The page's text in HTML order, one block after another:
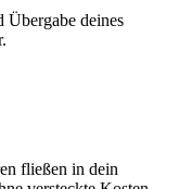
deines
fließen in dein